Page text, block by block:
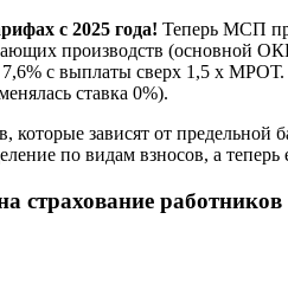
с 2025 года! Теперь МСП
производств (основной
с выплаты сверх 1,5 х
ставка 0%).
которые зависят от
по видам взносов, а теперь
страхование работников